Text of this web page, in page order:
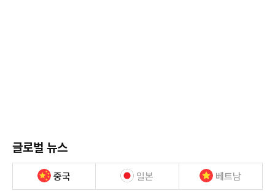
글로벌 뉴스
중국 일본 베트남